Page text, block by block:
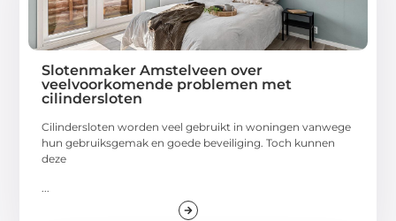
Slotenmaker Amstelveen over
veelvoorkomende problemen met
cilindersloten
Cilindersloten worden veel gebruikt in woningen vanwege
hun gebruiksgemak en goede beveiliging. Toch kunnen
deze